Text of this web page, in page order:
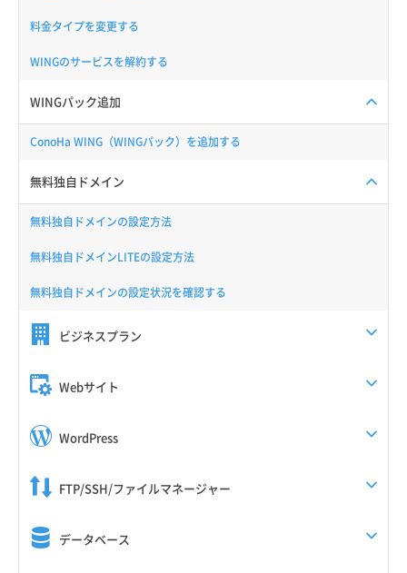
料金タイプを変更する
WINGのサービスを解約する
WINGパック追加
ConoHa WING（WINGパック）を追加する
無料独自ドメイン
無料独自ドメインの設定方法
無料独自ドメインLITEの設定方法
無料独自ドメインの設定状況を確認する
ビジネスプラン
Webサイト
WordPress
FTP/SSH/ファイルマネージャー
データベース